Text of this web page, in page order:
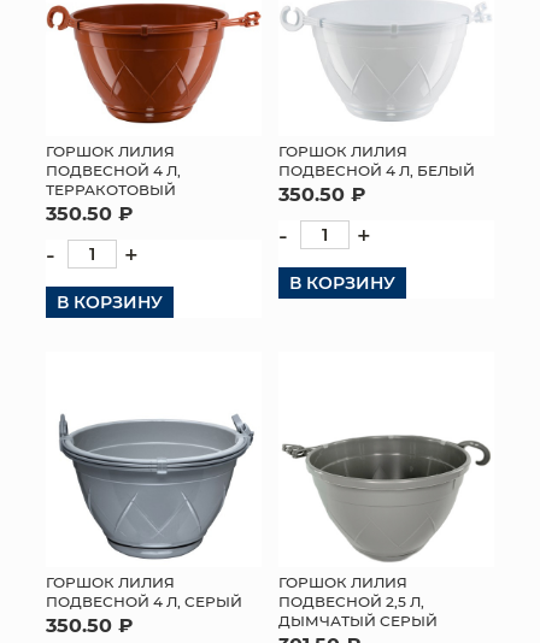
ГОРШОК ЛИЛИЯ
ПОДВЕСНОЙ 4 Л,
ТЕРРАКОТОВЫЙ
350.50 ₽
- +
В КОРЗИНУ
ГОРШОК ЛИЛИЯ
ПОДВЕСНОЙ 4 Л, БЕЛЫЙ
350.50 ₽
- +
В КОРЗИНУ
ГОРШОК ЛИЛИЯ
ПОДВЕСНОЙ 4 Л, СЕРЫЙ
350.50 ₽
ГОРШОК ЛИЛИЯ
ПОДВЕСНОЙ 2,5 Л,
ДЫМЧАТЫЙ СЕРЫЙ